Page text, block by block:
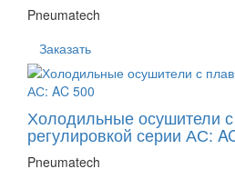
Pneumatech
Заказать
Холодильные осушители
регулировкой серии АС:
Pneumatech